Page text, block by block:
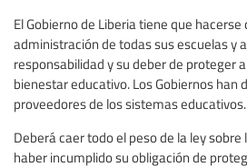
El Gobierno de Liberia tiene que hacerse
administración de todas sus escuelas y
responsabilidad y su deber de proteger
bienestar educativo. Los Gobiernos han
proveedores de los sistemas educativos.
Deberá caer todo el peso de la ley sobre
haber incumplido su obligación de